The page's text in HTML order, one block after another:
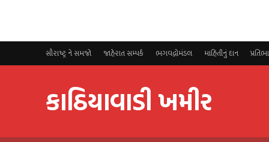
સૌરાષ્ટ્ર ને સમજો જાહેરાત સમ્પર્ક ભગવદ્ગોમંડલ માહિતીનું દાન
કાઠિયાવાડી ખમીર